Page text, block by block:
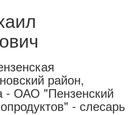
район,
- ОАО "Пензенский
- слесарь